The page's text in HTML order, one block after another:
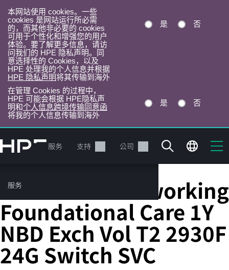
本网站使用 cookies。一些
cookies 是网站运行所必需
的，而其他非必要的 cookies
可用于个性化和增强您的用户
体验。要了解更多信息，请访
问我们的 HPE 隐私声明。同
意选择性的 Cookies，以及
HPE 处理我的个人信息并根据
HPE 隐私声明将其传输到海外
是 否
在管理 Cookies 的过程中，
HPE 可能会根据 HPE隐私声
明和个人信息跨境传输同意函
将我的个人信息传输到海外
是 否
转
到
目
录
产品 服务 支持 公司
服务
HPE Aruba Networking
Foundational Care 1Y
NBD Exch Vol T2 2930F
24G Switch SVC